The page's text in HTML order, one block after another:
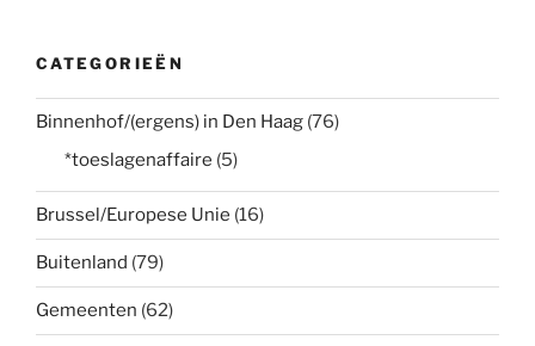
CATEGORIEËN
Binnenhof/(ergens) in Den Haag (76)
*toeslagenaffaire (5)
Brussel/Europese Unie (16)
Buitenland (79)
Gemeenten (62)